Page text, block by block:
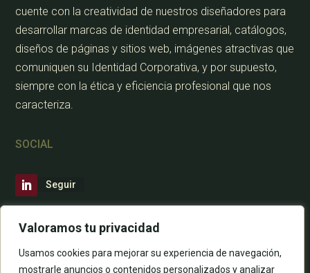
Valoramos tu privacidad
Usamos cookies para mejorar su experiencia de navegación,
mostrarle anuncios o contenidos personalizados y analizar
cuente con la creatividad de nuestros diseñadores para
desarrollar marcas de identidad empresarial, catálogos,
diseños de páginas y sitios web, imágenes atractivas que
comuniquen su Identidad Corporativa, y por supuesto,
siempre con la ética y eficiencia profesional que nos
caracteriza.
SOCIAL
Seguir
CONTÁCTANOS